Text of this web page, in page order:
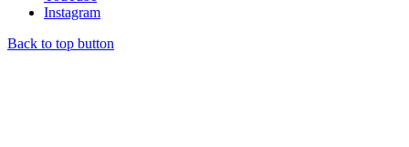
Instagram
Back to top button